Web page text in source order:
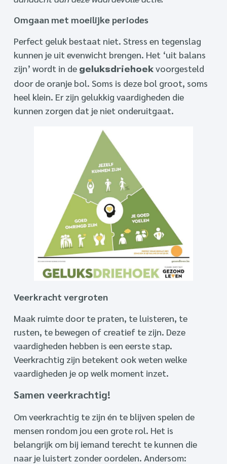
Omgaan met moeilijke periodes
Perfect geluk bestaat niet. Stress en tegenslag
kunnen je uit evenwicht brengen. Het ‘uit balans
zijn’ wordt in de geluksdriehoekvoorgesteld
door de oranje bol. Soms is deze bol groot, soms
heel klein. Er zijn gelukkig vaardigheden die
kunnen zorgen dat je niet onderuitgaat.
Veerkracht vergroten
Maak ruimte door te praten, te luisteren, te
rusten, te bewegen of creatief te zijn. Deze
vaardigheden hebben is een eerste stap.
Veerkrachtig zijn betekent ook weten welke
vaardigheden je op welk moment inzet.
Samen veerkrachtig!
Om veerkrachtig te zijn én te blijven spelen de
mensen rondom jou een grote rol. Het is
belangrijk om bij iemand terecht te kunnen die
naar je luistert zonder oordelen. Andersom: